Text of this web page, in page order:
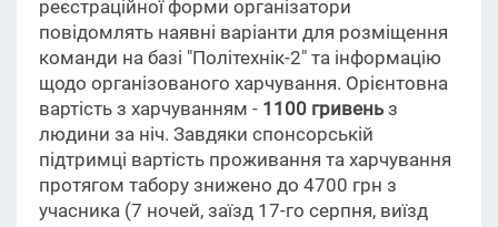
реєстраційної форми організатори
повідомлять наявні варіанти для розміщення
команди на базі "Політехнік-2" та інформацію
щодо організованого харчування. Орієнтовна
вартість з харчуванням - 1100 гривень з
людини за ніч. Завдяки спонсорській
підтримці вартість проживання та харчування
протягом табору знижено до 4700 грн з
учасника (7 ночей, заїзд 17-го серпня, виїзд